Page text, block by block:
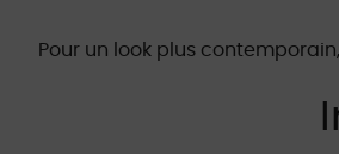
Pour un look plus